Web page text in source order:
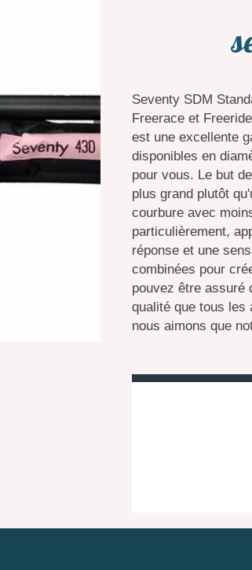
Seventy SDM
Freerace et
est une excellente
disponibles en
pour vous. Le but
plus grand plutôt
courbure avec
particulièrement,
réponse et une
combinées pour
pouvez être assuré
qualité que tous les
nous aimons que